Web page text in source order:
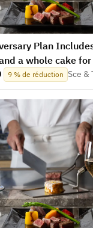
Plan
a whole cake
9 % de réduction Sce &